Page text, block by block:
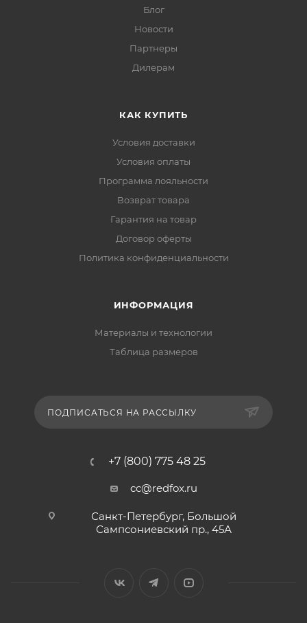
Блог
Новости
Партнеры
Дилерам
КАК КУПИТЬ
Условия доставки
Условия оплаты
Программа лояльности
Возврат товара
Гарантия на товар
Договор оферты
Политика конфиденциальности
ИНФОРМАЦИЯ
Материалы и технологии
Таблица размеров
ПОДПИСАТЬСЯ НА РАССЫЛКУ
+7 (800) 775 48 25
cc@redfox.ru
Санкт-Петербург, Большой
Сампсониевский пр., 45А